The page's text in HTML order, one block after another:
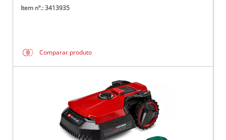
Item nº.: 3413935
Comparar produto